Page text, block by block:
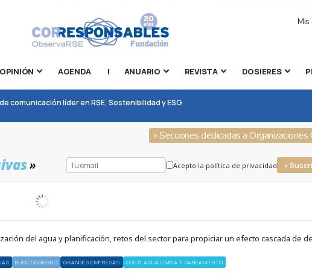
Mis
OPINIÓN AGENDA | ANUARIO REVISTA DOSIERES
comunicación líder en RSE, Sostenibilidad y ESG
» Secciones dedicadas a
» Acepto la política de privacidad »
del agua y planificación, retos del sector para propiciar un efecto cascada de
BUEN GOBIERNO GRANDES EMPRESAS ODS 6 AGUA LIMPIA Y SANEAMIENTO